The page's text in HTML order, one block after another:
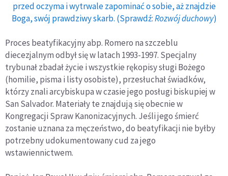
przed oczyma i wytrwale zapominać o sobie, aż znajdzie
Boga, swój prawdziwy skarb. (Sprawdź:Rozwój duchowy)
Proces beatyfikacyjny abp. Romero na szczeblu
diecezjalnym odbył się w latach 1993-1997. Specjalny
trybunał zbadał życie i wszystkie rękopisy sługi Bożego
(homilie, pisma i listy osobiste), przesłuchał świadków,
którzy znali arcybiskupa w czasie jego posługi biskupiej w
San Salvador. Materiały te znajdują się obecnie w
Kongregacji Spraw Kanonizacyjnych. Jeśli jego śmierć
zostanie uznana za męczeństwo, do beatyfikacji nie byłby
potrzebny udokumentowany cud za jego
wstawiennictwem.